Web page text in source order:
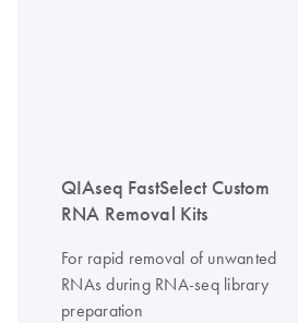
QIAseq FastSelect Custom
RNA Removal Kits
For rapid removal of unwanted
RNAs during RNA-seq library
preparation